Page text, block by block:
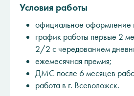
Условия работы
официальное оформление
график работы первые 2
2/2 c чередованием
ежемесячная премия;
ДМС после 6 месяцев
работа в г. Всеволожск.